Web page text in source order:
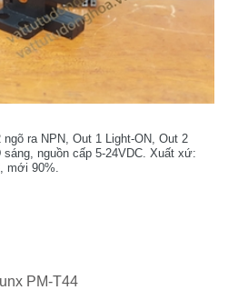
ra NPN, Out 1 Light-ON, Out 2
nguồn cấp 5-24VDC. Xuất xứ:
mới 90%.
PM-T44